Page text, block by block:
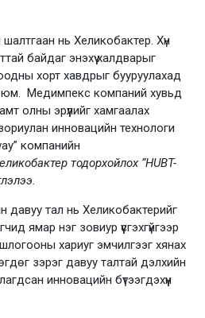
нь Хеликобактер. Хүн
байдаг энэхүү халдварыг
хорт хавдрыг бууруулахад
Медимпекс компаний хувьд
олны эрүүлийг хамгаалах
инновацийн технологи
компанийн
тодорхойлох “HUBT-
давуу тал нь Хеликобактерийг
ямар нэг зовиур үүсгэхгүйгээр
хариуг эмчилгээг хянах
зэрэг давуу талтай дэлхийн
инновацийн бүтээгдэхүүн